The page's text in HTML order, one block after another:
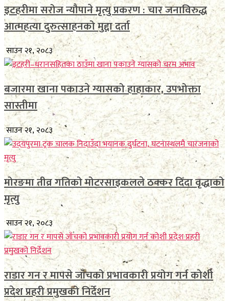
इटहरीमा सरोज न्यौपाने मृत्यु प्रकरण : चार जनाविरुद्ध
आत्महत्या दुरुत्साहनको मुद्दा दर्ता
साउन २१, २०८३
बजारमा खाना पकाउने ग्यासको हाहाकार, उपभोक्ता
सास्तीमा
साउन २१, २०८३
मोरङमा तीव्र गतिको मोटरसाइकलले ठक्कर दिँदा वृद्धाको
मृत्यु
साउन २१, २०८३
राडार गन र मापसे जाँचको प्रभावकारी प्रयोग गर्न कोशी
प्रदेश प्रहरी प्रमुखको निर्देशन